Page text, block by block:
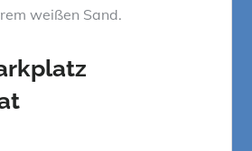
weißen Sand.